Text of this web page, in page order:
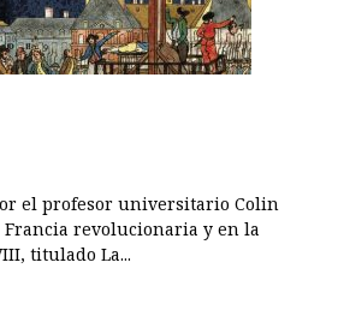
el profesor universitario Colin
Francia revolucionaria y en la
titulado La...